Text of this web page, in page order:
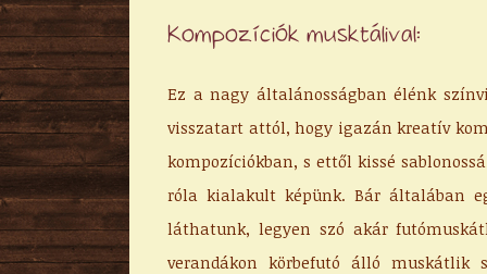
Kompozíciók musktálival:
Ez a nagy általánosságban élénk
visszatart attól, hogy igazán kreatív
kompozíciókban, s ettől kissé
róla kialakult képünk. Bár általában
láthatunk, legyen szó akár
verandákon körbefutó álló muskátlik